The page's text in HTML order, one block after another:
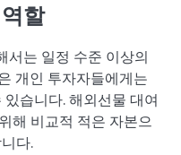
할
서는 일정 수준 이상의
개인 투자자들에게는
습니다. 해외선물 대여
해 비교적 적은 자본으
다.